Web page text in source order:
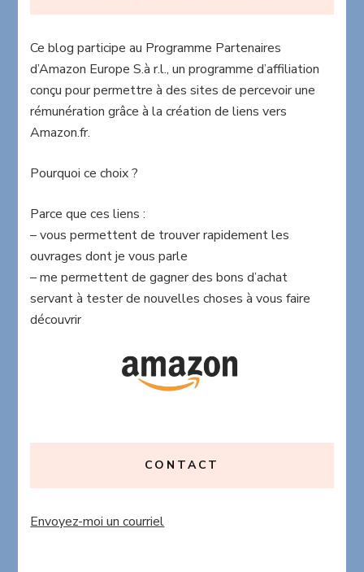
Ce blog participe au Programme Partenaires
d’Amazon Europe S.à r.l., un programme d’affiliation
conçu pour permettre à des sites de percevoir une
rémunération grâce à la création de liens vers
Amazon.fr.
Pourquoi ce choix ?
Parce que ces liens :
– vous permettent de trouver rapidement les
ouvrages dont je vous parle
– me permettent de gagner des bons d’achat
servant à tester de nouvelles choses à vous faire
découvrir
CONTACT
Envoyez-moi un courriel